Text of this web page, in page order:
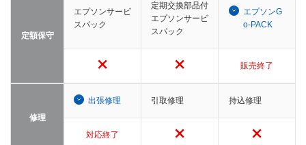
定額保守
エプソンサービ
スパック
定期交換部品付
エプソンサービ
スパック
エプソンG
o-PACK
販売終了
修理
出張修理 引取修理 持込修理
対応終了